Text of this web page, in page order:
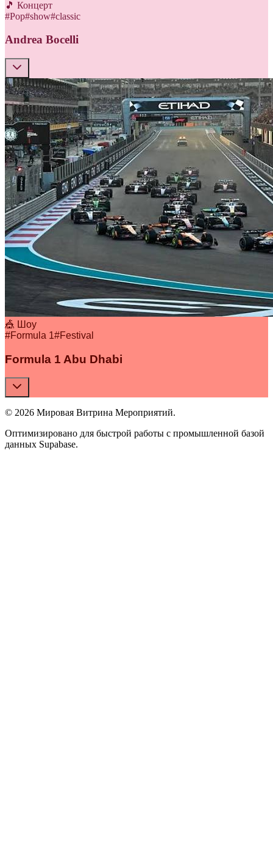
🎵 Концерт
#Pop#show#classic
Andrea Bocelli
🎪 Шоу
#Formula 1#Festival
Formula 1 Abu Dhabi
© 2026 Мировая Витрина Мероприятий.
Оптимизировано для быстрой работы с промышленной базой
данных Supabase.